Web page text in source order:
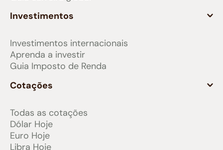
Investimentos
Investimentos internacionais
Aprenda a investir
Guia Imposto de Renda
Cotações
Todas as cotações
Dólar Hoje
Euro Hoje
Libra Hoje